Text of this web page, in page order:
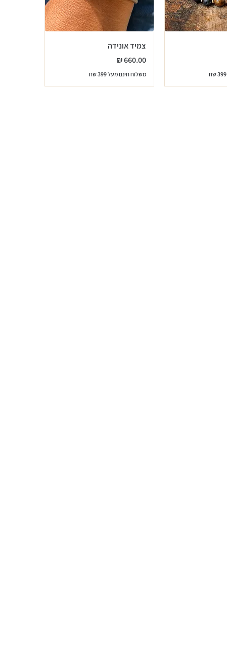
צמיד אונידה
מחיר
משלוח חינם מעל 399 שח